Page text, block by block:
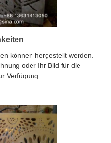
können hergestellt werden.
oder Ihr Bild für die
Verfügung.